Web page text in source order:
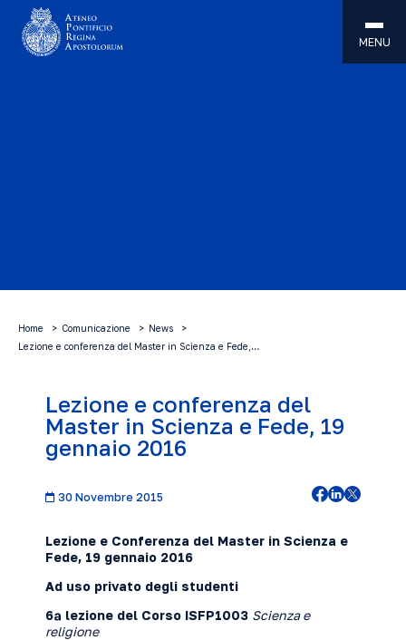
MENU
Home Comunicazione
News
Lezione e conferenza del Master in Scienza e Fede,…
Lezione e conferenza del
Master in Scienza e Fede, 19
gennaio 2016
30 Novembre 2015
Lezione e Conferenza del Master in Scienza e
Fede, 19 gennaio 2016
Ad uso privato degli studenti
6ª lezione del Corso ISFP1003 Scienza e
religione